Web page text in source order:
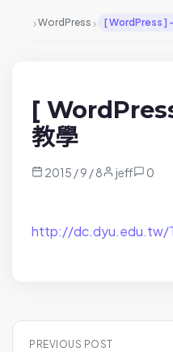
›WordPress › [ WordPress ]
[
教學
2015 / 9 / 8 jeff 0
http://dc.dyu.edu.tw/
P
PREVIOUS POST